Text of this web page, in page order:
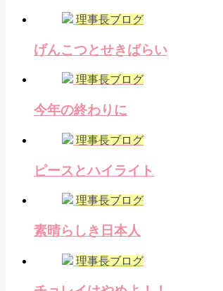
理事長ブログ
げんこつとせきばらい
理事長ブログ
今年の終わりに
理事長ブログ
ピースとハイライト
理事長ブログ
素晴らしき日本人
理事長ブログ